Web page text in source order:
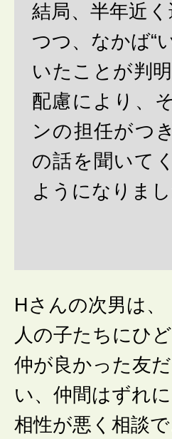
結局、半年近
つつ、なかば“
いたことが判
配慮により、
ンの担任がつ
の話を聞いて
ようになりまし
Hさんの次男は
人の子たちにひ
仲が良かった友
い、仲間はずれ
相性が悪く相談